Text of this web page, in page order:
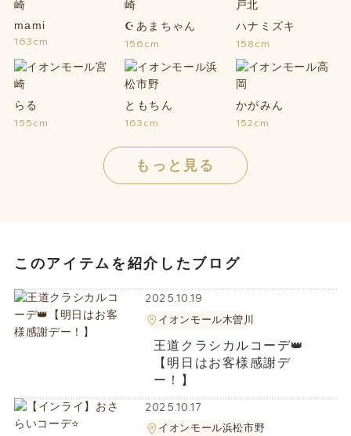
mami
163cm
☪あまちゃん
156cm
ハナミズキ
158cm
らる
155cm
ともちん
163cm
かがみん
152cm
もっと見る
このアイテムを紹介したブログ
2025.10.19
イオンモール木曽川
王道クラシカルコーデ👑
【明日はお客様感謝デ
ー！】
2025.10.17
イオンモール浜松市野